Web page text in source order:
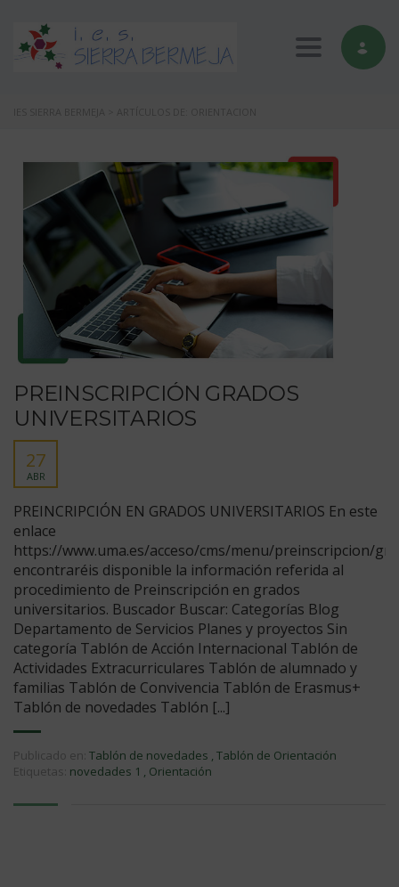
Toggle
PREINSCRIPCIÓN GRADOS
UNIVERSITARIOS
27
ABR
PREINCRIPCIÓN EN GRADOS UNIVERSITARIOS En este
enlace
https://www.uma.es/acceso/cms/menu/preinscripcion/
encontraréis disponible la información referida al
procedimiento de Preinscripción en grados
universitarios. Buscador Buscar: Categorías Blog
Departamento de Servicios Planes y proyectos Sin
categoría Tablón de Acción Internacional Tablón de
Actividades Extracurriculares Tablón de alumnado y
familias Tablón de Convivencia Tablón de Erasmus+
Tablón de novedades Tablón [...]
Publicado en: Tablón de novedades , Tablón de Orientación
Etiquetas:
novedades 1 , Orientación